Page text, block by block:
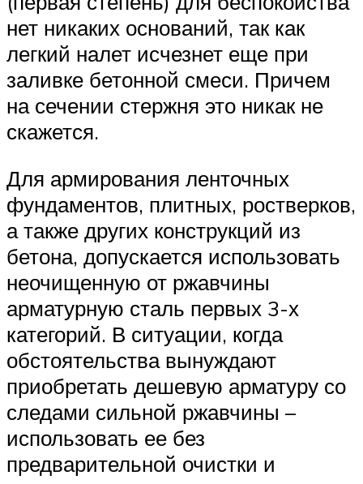
нет никаких оснований, так как
легкий налет исчезнет еще при
заливке бетонной смеси. Причем
на сечении стержня это никак не
скажется.
Для армирования ленточных
фундаментов, плитных, ростверков,
а также других конструкций из
бетона, допускается использовать
неочищенную от ржавчины
арматурную сталь первых 3-х
категорий. В ситуации, когда
обстоятельства вынуждают
приобретать дешевую арматуру со
следами сильной ржавчины –
использовать ее без
предварительной очистки и